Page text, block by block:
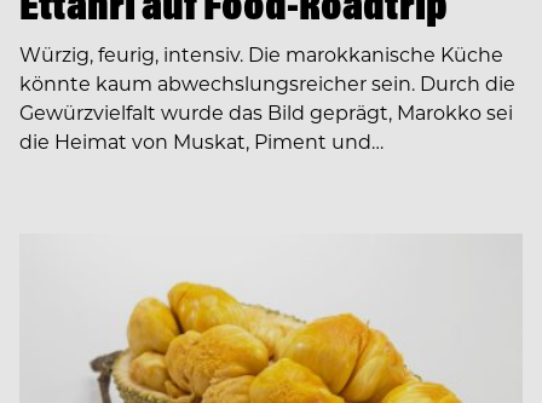
Würzig, feurig, intensiv. Die marokkanische Küche
könnte kaum abwechslungsreicher sein. Durch die
Gewürzvielfalt wurde das Bild geprägt, Marokko sei
die Heimat von Muskat, ­Piment und…